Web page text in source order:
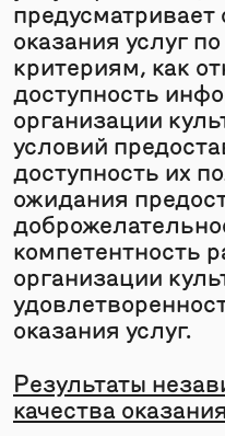
предусматривает
оказания услуг
критериям, как
доступность
организации
условий
доступность их
ожидания
компетентность
организации
оказания услуг.
Результаты
качества